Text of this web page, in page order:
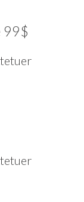
99$